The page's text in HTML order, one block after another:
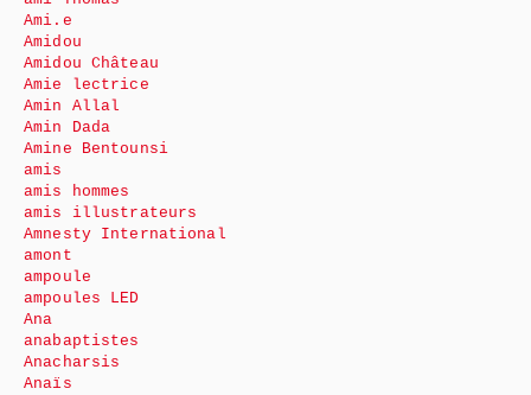
Ami.e
Amidou
Amidou Château
Amie lectrice
Amin Allal
Amin Dada
Amine Bentounsi
amis
amis hommes
amis illustrateurs
Amnesty International
amont
ampoule
ampoules LED
Ana
anabaptistes
Anacharsis
Anaïs